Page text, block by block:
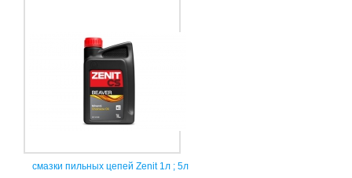
смазки пильных цепей Zenit 1л ; 5л